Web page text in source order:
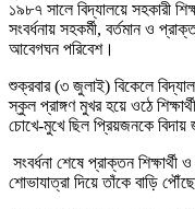
১৯৮৭ সালে বিদ্যালয়ে সহকারী
সংবর্ধনায় সহকর্মী, বর্তমান ও
আবেগঘন পরিবেশ।
শুক্রবার (৩ জুলাই) বিকেলে
স্কুল প্রাঙ্গণ মুখর হয়ে ওঠে
চোখে-মুখে ছিল প্রিয়জনকে
সংবর্ধনা শেষে প্রাক্তন
শোভাযাত্রা দিয়ে তাঁকে বাড়ি